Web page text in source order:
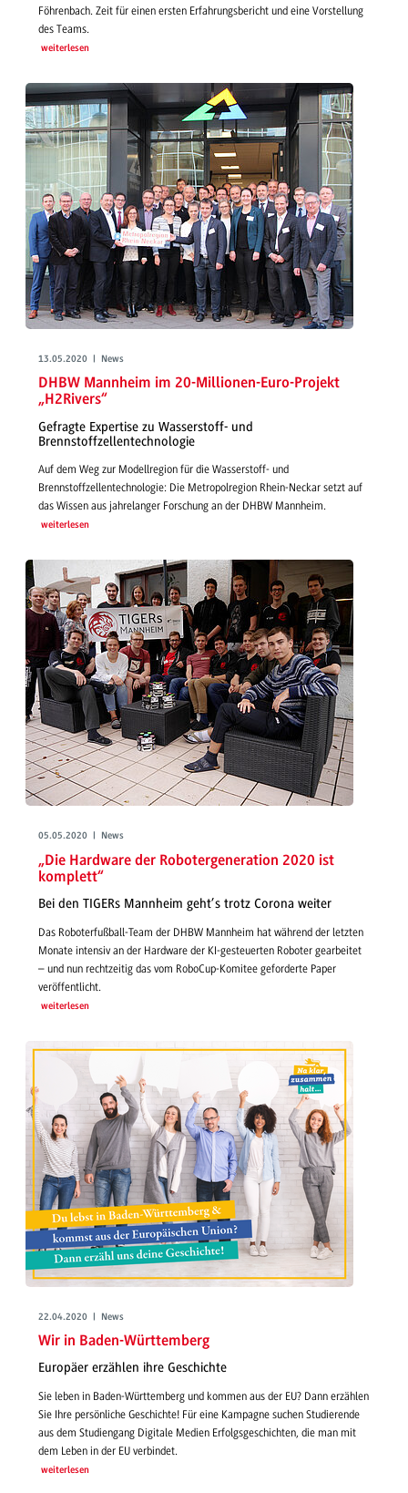
Föhrenbach. Zeit für einen ersten Erfahrungsbericht und eine Vorstellung
des Teams.
weiterlesen
13.05.2020 | News
DHBW Mannheim im 20-Millionen-Euro-Projekt
„H2Rivers“
Gefragte Expertise zu Wasserstoff- und
Brennstoffzellentechnologie
Auf dem Weg zur Modellregion für die Wasserstoff- und
Brennstoffzellentechnologie: Die Metropolregion Rhein-Neckar setzt auf
das Wissen aus jahrelanger Forschung an der DHBW Mannheim.
weiterlesen
05.05.2020 | News
„Die Hardware der Robotergeneration 2020 ist
komplett“
Bei den TIGERs Mannheim geht’s trotz Corona weiter
Das Roboterfußball-Team der DHBW Mannheim hat während der letzten
Monate intensiv an der Hardware der KI-gesteuerten Roboter gearbeitet
– und nun rechtzeitig das vom RoboCup-Komitee geforderte Paper
veröffentlicht.
weiterlesen
22.04.2020 | News
Wir in Baden-Württemberg
Europäer erzählen ihre Geschichte
Sie leben in Baden-Württemberg und kommen aus der EU? Dann erzählen
Sie Ihre persönliche Geschichte! Für eine Kampagne suchen Studierende
aus dem Studiengang Digitale Medien Erfolgsgeschichten, die man mit
dem Leben in der EU verbindet.
weiterlesen